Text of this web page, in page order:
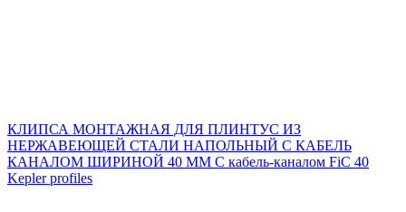
КЛИПСА МОНТАЖНАЯ ДЛЯ ПЛИНТУС ИЗ
НЕРЖАВЕЮЩЕЙ СТАЛИ НАПОЛЬНЫЙ С КАБЕЛЬ
КАНАЛОМ ШИРИНОЙ 40 ММ С кабель-каналом FiC 40
Kepler profiles